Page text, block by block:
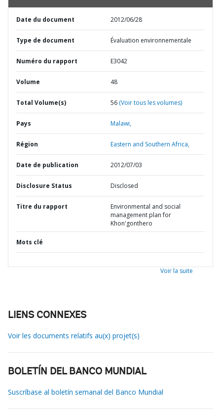
Date du document 2012/06/28
Type de document Évaluation environnementale
Numéro du rapport E3042
Volume 48
Total Volume(s) 56 (Voir tous les volumes)
Pays Malawi,
Région Eastern and Southern Africa,
Date de publication 2012/07/03
Disclosure Status Disclosed
Titre du rapport
Environmental and social
management plan for
Khon'gonthero
Mots clé
Voir la suite
LIENS CONNEXES
Voir les documents relatifs au(x) projet(s)
BOLETÍN DEL BANCO MUNDIAL
Suscríbase al boletín semanal del Banco Mundial